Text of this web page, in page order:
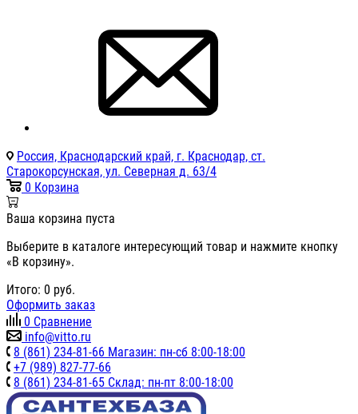
Россия, Краснодарский край, г. Краснодар, ст.
Старокорсунская, ул. Северная д. 63/4
0 Корзина
Ваша корзина пуста
Выберите в каталоге интересующий товар и нажмите кнопку
«В корзину».
Итого: 0 руб.
Оформить заказ
0 Сравнение
info@vitto.ru
8 (861) 234-81-66 Магазин: пн-сб 8:00-18:00
+7 (989) 827-77-66
8 (861) 234-81-65 Склад: пн-пт 8:00-18:00